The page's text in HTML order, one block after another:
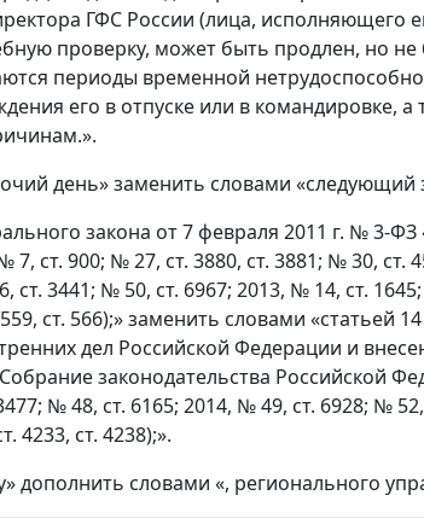
ГФС России (лица, исполняющего
проверку, может быть продлен, но
периоды временной
его в отпуске или в командировке, а
день» заменить словами
закона от 7 февраля 2011 г. № 3-
ст. 900; № 27, ст. 3880, ст. 3881; № 30, ст.
ст. 3441; № 50, ст. 6967; 2013, № 14, ст.
ст. 566);» заменить словами «статьей
дел Российской Федерации и
законодательства Российской
№ 48, ст. 6165; 2014, № 49, ст. 6928; №
4233, ст. 4238);».
дополнить словами «, регионального